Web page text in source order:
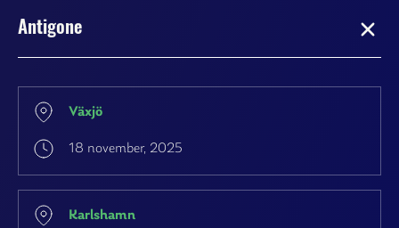
Antigone
Växjö
18 november, 2025
Karlshamn